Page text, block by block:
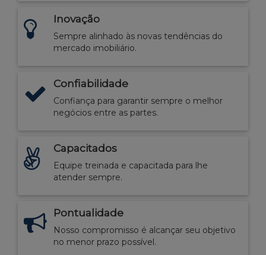
Inovação
Sempre alinhado às novas tendências do
mercado imobiliário.
Confiabilidade
Confiança para garantir sempre o melhor
negócios entre as partes.
Capacitados
Equipe treinada e capacitada para lhe
atender sempre.
Pontualidade
Nosso compromisso é alcançar seu objetivo
no menor prazo possível.